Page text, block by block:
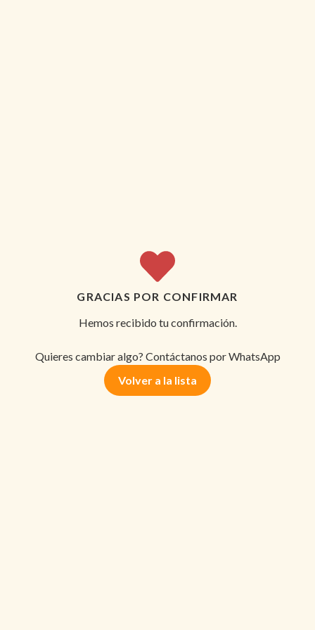
GRACIAS POR CONFIRMAR
Hemos recibido tu confirmación.
Quieres cambiar algo? Contáctanos por WhatsApp
Volver a la lista